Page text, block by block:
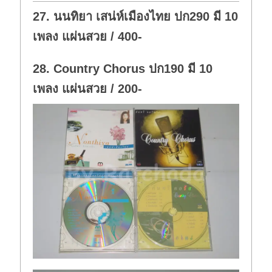
n
27. นนทิยา เสน่ห์เมืองไทย ปก290 มี 10
เพลง แผ่นสวย / 400-
28. Country Chorus ปก190 มี 10
เพลง แผ่นสวย / 200-